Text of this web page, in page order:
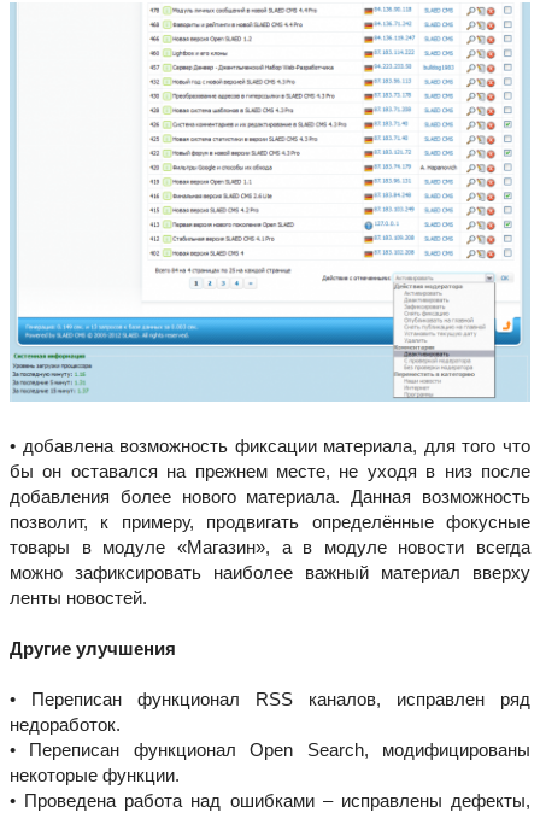
• добавлена возможность фиксации материала, для того что
бы он оставался на прежнем месте, не уходя в низ после
добавления более нового материала. Данная возможность
позволит, к примеру, продвигать определённые фокусные
товары в модуле «Магазин», а в модуле новости всегда
можно зафиксировать наиболее важный материал вверху
ленты новостей.
Другие улучшения
• Переписан функционал RSS каналов, исправлен ряд
недоработок.
• Переписан функционал Open Search, модифицированы
некоторые функции.
• Проведена работа над ошибками – исправлены дефекты,